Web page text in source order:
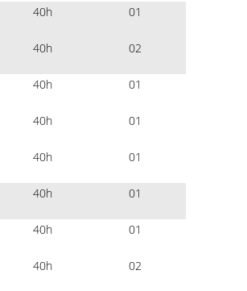
40h 01
40h 02
40h 01
40h 01
40h 01
40h 01
40h 01
40h 02